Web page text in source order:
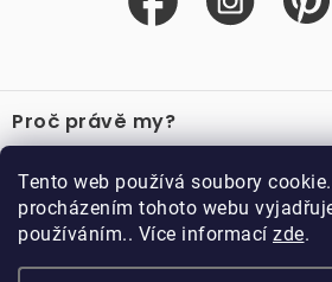
Tento web používá soubory
procházením tohoto webu
používáním.. Více informací zde.
á
p
a
Proč právě my?
Recenze
Důležité odkazy
Velkoobchod
Vzorková prodejna
O nákupu